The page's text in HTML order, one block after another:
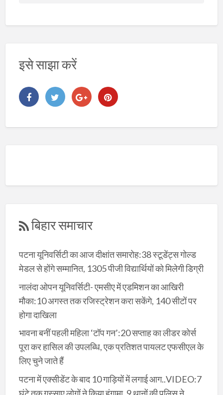
इसे साझा करें
बिहार समाचार
पटना यूनिवर्सिटी का आज दीक्षांत समारोह:38 स्टूडेंट्स गोल्ड
मेडल से होंगे सम्मानित, 1305 पीजी विद्यार्थियों को मिलेगी डिग्री
नालंदा ओपन यूनिवर्सिटी- एमसीए में एडमिशन का आखिरी
मौका:10 अगस्त तक रजिस्ट्रेशन करा सकेंगे, 140 सीटों पर
होगा दाखिला
भावना बनीं पहली महिला ‘टॉप गन’:20 सप्ताह का लीडर कोर्स
पूरा कर हासिल की उपलब्धि, एक प्रतिशत पायलट एफसीएल के
लिए चुने जाते हैं
पटना में एक्सीडेंट के बाद 10 गाड़ियों में लगाई आग..VIDEO:7